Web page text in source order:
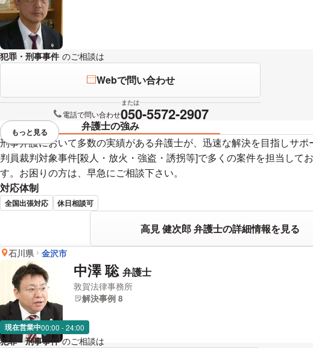
犯罪・刑事事件 のご相談は
Webで問い合わせ
または
電話で問い合わせ050-5572-2907
弁護士の強み
刑事弁護において多数の実績がある弁護士が、迅速な解決を目指しサ
判員裁判対象事件[殺人・放火・強盗・誘拐等]で多くの案件を担当して
す。お困りの方は、早急にご相談下さい。
対応体制
全国出張対応 休日相談可
高見 健次郎 弁護士の詳細情報を見る
視覚的に省略されている要素を
もっと見る
石川県 金沢市
中澤 聡 弁護士
敦賀法律事務所
解決事例 8
現在営業中00:00 - 24:00
犯罪・刑事事件 のご相談は